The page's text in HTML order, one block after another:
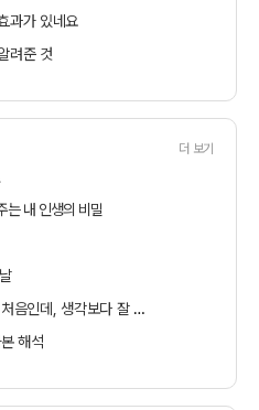
과가 있네요
려준 것
는 내 인생의 비밀
더 보기
데, 생각보다 잘 맞네요
해석